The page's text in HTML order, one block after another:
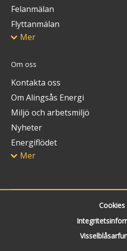
Felanmälan
Flyttanmälan
Mer
Om oss
Kontakta oss
Om Alingsås Energi
Miljö och arbetsmiljö
Nyheter
Energiflödet
Mer
Cookies